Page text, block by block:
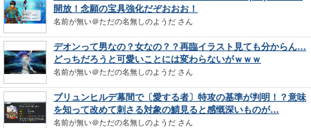
開放！念願の宝具強化だぞおおお！
名前が無い＠ただの名無しのようだ さん
デオンって男なの？女なの？？再臨イラスト見ても分からん…
どっちだろうと可愛いことには変わらないがｗｗｗ
名前が無い＠ただの名無しのようだ さん
ブリュンヒルデ幕間で〔愛する者〕特攻の基準が判明！？意味
を知って改めて刺さる対象の鯖見ると感慨深いものが…
名前が無い＠ただの名無しのようだ さん